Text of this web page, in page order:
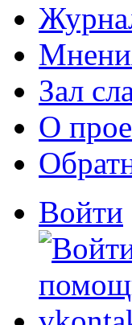
Зал
О
Войти